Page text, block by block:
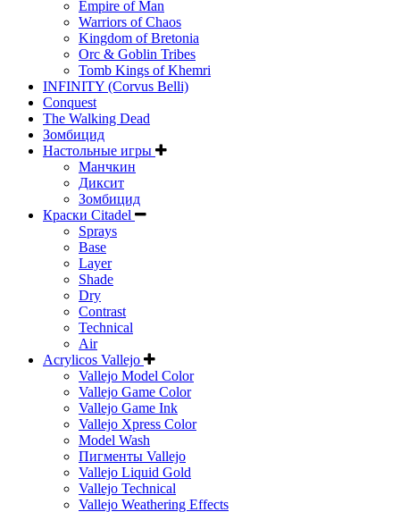
Empire of Man
Warriors of Chaos
Kingdom of Bretonia
Orc & Goblin Tribes
Tomb Kings of Khemri
INFINITY (Corvus Belli)
Conquest
The Walking Dead
Зомбицид
Настольные игры
Манчкин
Диксит
Зомбицид
Краски Citadel
Sprays
Base
Layer
Shade
Dry
Contrast
Technical
Air
Acrylicos Vallejo
Vallejo Model Color
Vallejo Game Color
Vallejo Game Ink
Vallejo Xpress Color
Model Wash
Пигменты Vallejo
Vallejo Liquid Gold
Vallejo Technical
Vallejo Weathering Effects